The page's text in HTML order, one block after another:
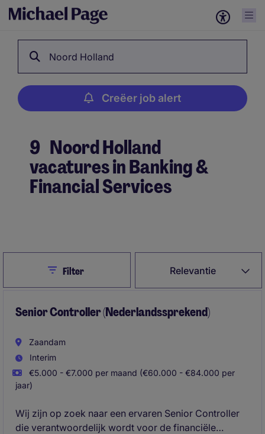
Noord Holland
Creëer job alert
9 Noord Holland
vacatures in Banking &
Financial Services
Relevantie
CloseFilter
Senior Controller (Nederlandssprekend)
Zaandam
Interim
€5.000 - €7.000 per maand (€60.000 - €84.000 per
jaar)
Wij zijn op zoek naar een ervaren Senior Controller
die verantwoordelijk wordt voor de financiële